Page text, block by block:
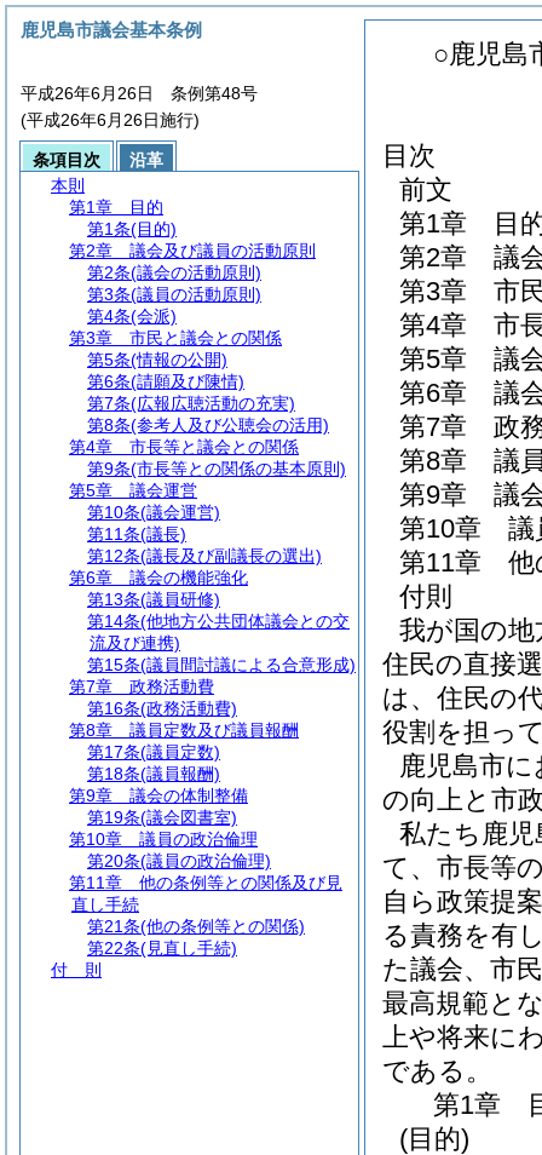
○鹿児島
目次
前文
第1章
目
第2章
議
第3章
市
第4章
市
第5章
議
第6章
議
第7章
政
第8章
議
第9章
議
第10章
議
第11章
他
付則
我が国の
住民の直接
は、住民の
役割を担っ
鹿児島市
の向上と市
私たち鹿
て、市長等
自ら政策提
る責務を有
た議会、市
最高規範と
上や将来に
である。
第1章
(目的)
鹿児島市議会基本条例
平成26年6月26日 条例第48号
(平成26年6月26日施行)
条項目次
沿革
本則
第1章
目的
第1条(目的)
第2章
議会及び議員の活動原則
第2条(議会の活動原則)
第3条(議員の活動原則)
第4条(会派)
第3章
市民と議会との関係
第5条(情報の公開)
第6条(請願及び陳情)
第7条(広報広聴活動の充実)
第8条(参考人及び公聴会の活用)
第4章
市長等と議会との関係
第9条(市長等との関係の基本原則)
第5章
議会運営
第10条(議会運営)
第11条(議長)
第12条(議長及び副議長の選出)
第6章
議会の機能強化
第13条(議員研修)
第14条(他地方公共団体議会との交
流及び連携)
第15条(議員間討議による合意形成)
第7章
政務活動費
第16条(政務活動費)
第8章
議員定数及び議員報酬
第17条(議員定数)
第18条(議員報酬)
第9章
議会の体制整備
第19条(議会図書室)
第10章
議員の政治倫理
第20条(議員の政治倫理)
第11章
他の条例等との関係及び見
直し手続
第21条(他の条例等との関係)
第22条(見直し手続)
付 則